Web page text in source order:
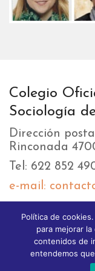
Colegio
Sociología
Dirección
Rinconada
Tel: 622 852
e-mail:
LIKEBOX
Política de
para mejorar
contenidos de
entendemos